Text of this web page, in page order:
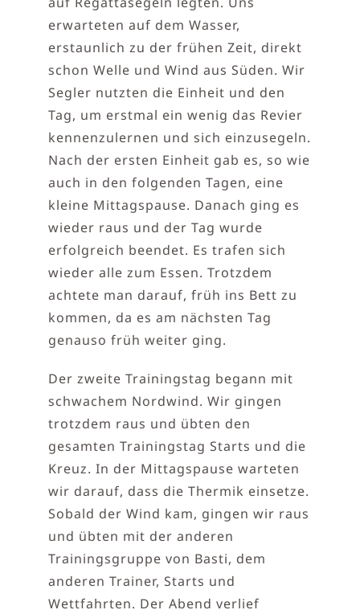
erwarteten auf dem Wasser,
erstaunlich zu der frühen Zeit, direkt
schon Welle und Wind aus Süden. Wir
Segler nutzten die Einheit und den
Tag, um erstmal ein wenig das Revier
kennenzulernen und sich einzusegeln.
Nach der ersten Einheit gab es, so wie
auch in den folgenden Tagen, eine
kleine Mittagspause. Danach ging es
wieder raus und der Tag wurde
erfolgreich beendet. Es trafen sich
wieder alle zum Essen. Trotzdem
achtete man darauf, früh ins Bett zu
kommen, da es am nächsten Tag
genauso früh weiter ging.
Der zweite Trainingstag begann mit
schwachem Nordwind. Wir gingen
trotzdem raus und übten den
gesamten Trainingstag Starts und die
Kreuz. In der Mittagspause warteten
wir darauf, dass die Thermik einsetze.
Sobald der Wind kam, gingen wir raus
und übten mit der anderen
Trainingsgruppe von Basti, dem
anderen Trainer, Starts und
Wettfahrten. Der Abend verlief